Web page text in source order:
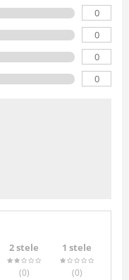
0
0
0
0
2 stele
(0)
1 stele
(0)